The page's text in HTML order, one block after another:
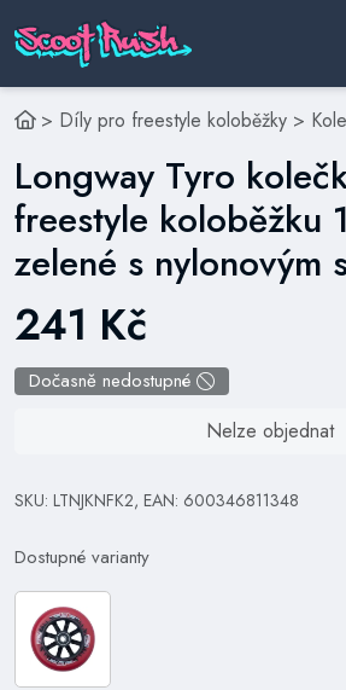
> Díly pro freestyle koloběžky >
Longway Tyro
freestyle koloběžku
zelené s nylonovým
241 Kč
Dočasně nedostupné
Nelze objednat
SKU: LTNJKNFK2, EAN: 600346811348
Dostupné varianty